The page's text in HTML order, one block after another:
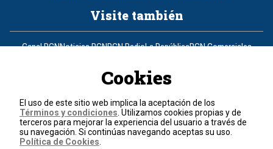
Visite también
Canal RCNNoticias RCNRCN RadioLa RepúblicaRCN Comerciales
Un producto de RCN Televisión
Contáctenos
Teléfono+57 (601) 426 92 92
Cookies
El uso de este sitio web implica la aceptación de los
Términos y condiciones . Utilizamos cookies propias y de
terceros para mejorar la experiencia del usuario a través de
su navegación. Si continúas navegando aceptas su uso.
Política de Cookies